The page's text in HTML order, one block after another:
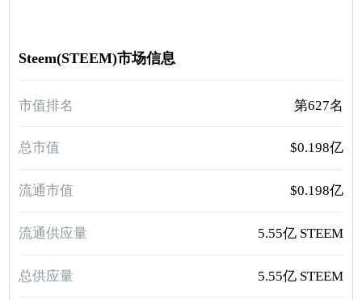
Steem(STEEM)市场信息
市值排名 第627名
总市值 $0.198亿
流通市值 $0.198亿
流通供应量 5.55亿 STEEM
总供应量 5.55亿 STEEM